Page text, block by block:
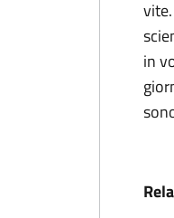
in